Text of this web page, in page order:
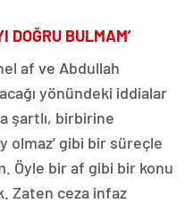
DOĞRU BULMAM’
af ve Abdullah
yönündeki iddialar
şartlı, birbirine
olmaz’ gibi bir süreçle
Öyle bir af gibi bir konu
Zaten ceza infaz